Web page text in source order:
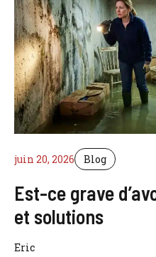
juin 20, 2026 Blog
Est-ce grave
et solutions
Eric